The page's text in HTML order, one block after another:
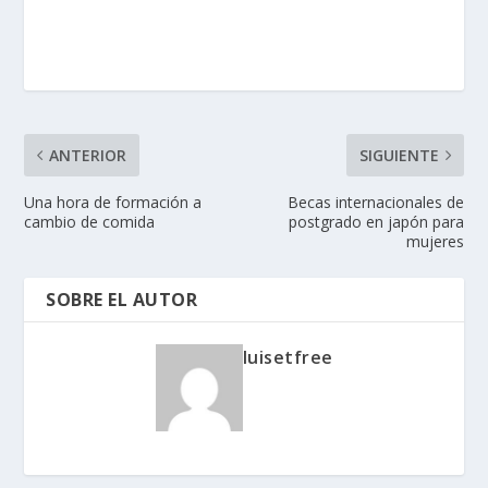
ANTERIOR
Una hora de formación a
cambio de comida
SIGUIENTE
Becas internacionales de
postgrado en japón para
mujeres
SOBRE EL AUTOR
luisetfree